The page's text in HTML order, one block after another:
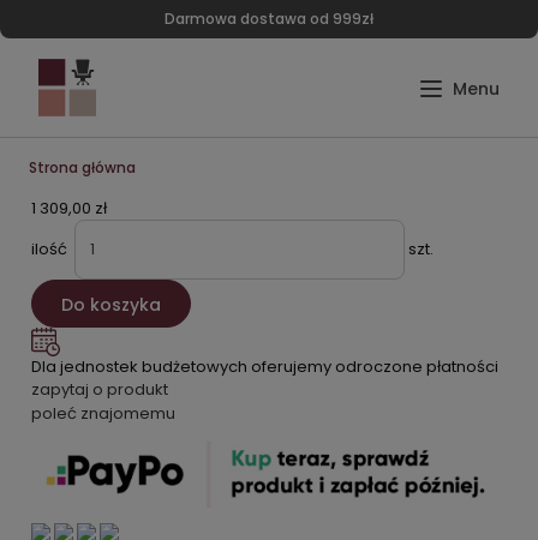
Darmowa dostawa od 999zł
Strona główna
1 309,00 zł
ilość
szt.
Do koszyka
Dla jednostek budżetowych oferujemy odroczone płatności
zapytaj o produkt
poleć znajomemu